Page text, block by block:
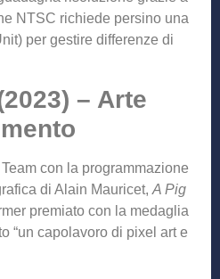
NTSC richiede persino una
per gestire differenze di
– Arte
con la programmazione
di Alain Mauricet, A Pig
premiato con la medaglia
“un capolavoro di pixel art e